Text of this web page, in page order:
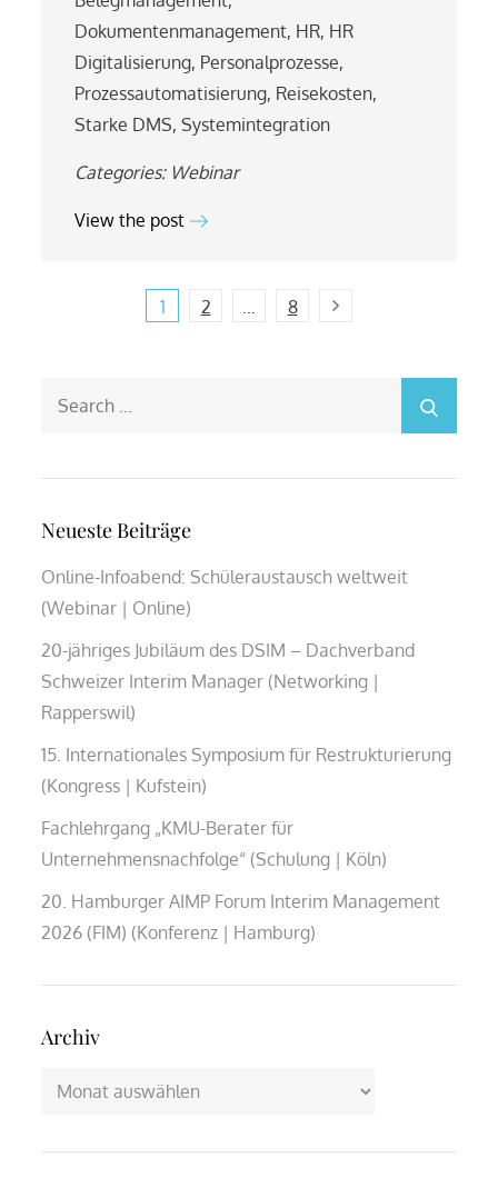
Dokumentenmanagement, HR, HR
Digitalisierung, Personalprozesse,
Prozessautomatisierung, Reisekosten,
Starke DMS,Systemintegration
Categories: Webinar
View the post
Beitragsnavigation
1 2 8 Next
Neueste Beiträge
Online-Infoabend: Schüleraustausch weltweit
(Webinar | Online)
20-jähriges Jubiläum des DSIM – Dachverband
Schweizer Interim Manager (Networking |
Rapperswil)
15. Internationales Symposium für Restrukturierung
(Kongress | Kufstein)
Fachlehrgang „KMU-Berater für
Unternehmensnachfolge“ (Schulung | Köln)
20. Hamburger AIMP Forum Interim Management
2026 (FIM) (Konferenz | Hamburg)
Archiv
Archiv